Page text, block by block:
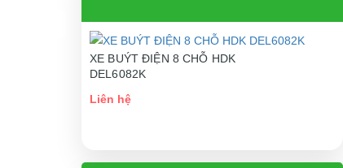
XE BUÝT ĐIỆN 8 CHỖ HDK
DEL6082K
Liên hệ